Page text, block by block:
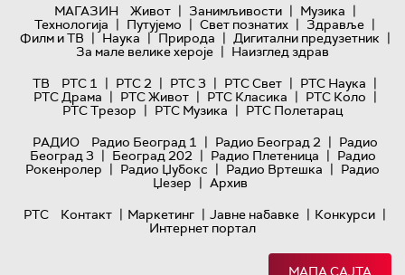
МАГАЗИН
Живот | Занимљивости | Музика |
Технологијa | Путујемо | Свет познатих | Здравље |
Филм и ТВ | Наука | Природа | Дигитални предузетник |
За мале велике хероје | Наизглед здрав
ТВ
РТС 1 | РТС 2 | РТС 3 | РТС Свет | РТС Наука |
РТС Драма | РТС Живот | РТС Класика | РТС Коло |
РТС Трезор | РТС Музика | РТС Полетарац
РАДИО
Радио Београд 1 | Радио Београд 2 | Радио
Београд 3 | Београд 202 | Радио Плетеница | Радио
Рокенролер | Радио Џубокс | Радио Вртешка | Радио
Џезер | Архив
РТС
Контакт | Маркетинг | Јавне набавке | Конкурси |
Интернет портал
МАПА САЈТА